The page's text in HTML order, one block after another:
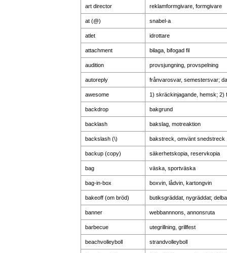
art director reklamformgivare, formgivare
at (@) snabel-a
atlet idrottare
attachment bilaga, bifogad fil
audition provsjungning, provspelning
autoreply frånvarosvar, semestersvar;
awesome 1) skräckinjagande, hemsk; 2)
backdrop bakgrund
backlash bakslag, motreaktion
backslash (\) bakstreck, omvänt snedstreck
backup (copy) säkerhetskopia, reservkopia
bag väska, sportväska
bag-in-box boxvin, lådvin, kartongvin
bakeoff (om bröd) butiksgräddat, nygräddat;
banner webbannnons, annonsruta
barbecue utegrillning, grillfest
beachvolleyboll strandvolleyboll